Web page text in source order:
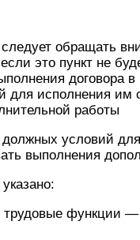
обращать
это пункт не
договора
для исполнения им
работы
должных условий
выполнения
трудовые функции